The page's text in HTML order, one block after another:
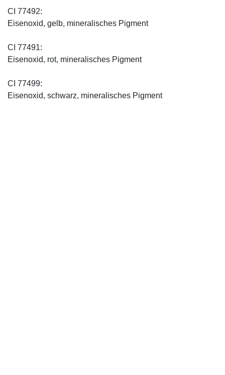
CI 77492:
Eisenoxid, gelb, mineralisches Pigment
CI 77491:
Eisenoxid, rot, mineralisches Pigment
CI 77499:
Eisenoxid, schwarz, mineralisches Pigment